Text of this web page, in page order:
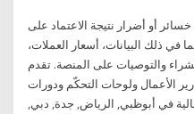
أو أضرار نتيجة الاعتماد على
في ذلك البيانات، أسعار العملات،
والتوصيات على المنصة. تقدم
الأعمال ولوحات التحكّم ودورات
في أبوظبي, الرياض, جدة, دبي,